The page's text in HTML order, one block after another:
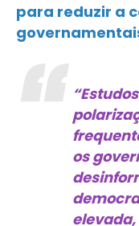
para reduzir a
os